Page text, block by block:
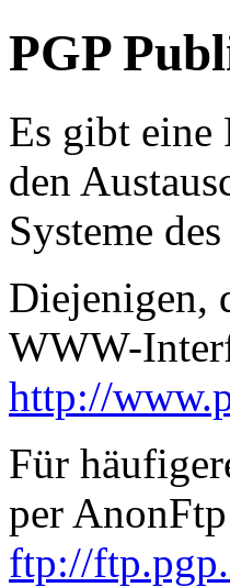
PGP
Es gibt eine
den
Systeme
Diejenigen,
WWW-
http://
Für
per
ftp://